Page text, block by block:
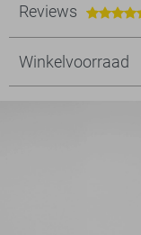
Reviews
Winkelvoorraad